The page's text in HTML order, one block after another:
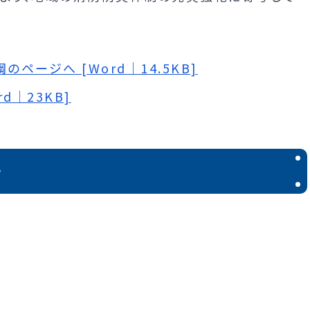
のページへ [Word｜14.5KB]
｜23KB]